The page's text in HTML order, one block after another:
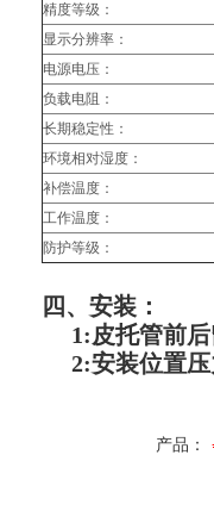
精度等级：
显示分辨率：
电源电压：
负载电阻：
长期稳定性：
环境相对湿度：
补偿温度：
工作温度：
防护等级：
四、安装：
1:皮托管前
2:安装位置压
产品：